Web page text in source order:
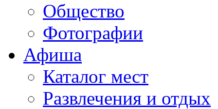
Общество
Фотографии
Афиша
Каталог мест
Развлечения и отдых